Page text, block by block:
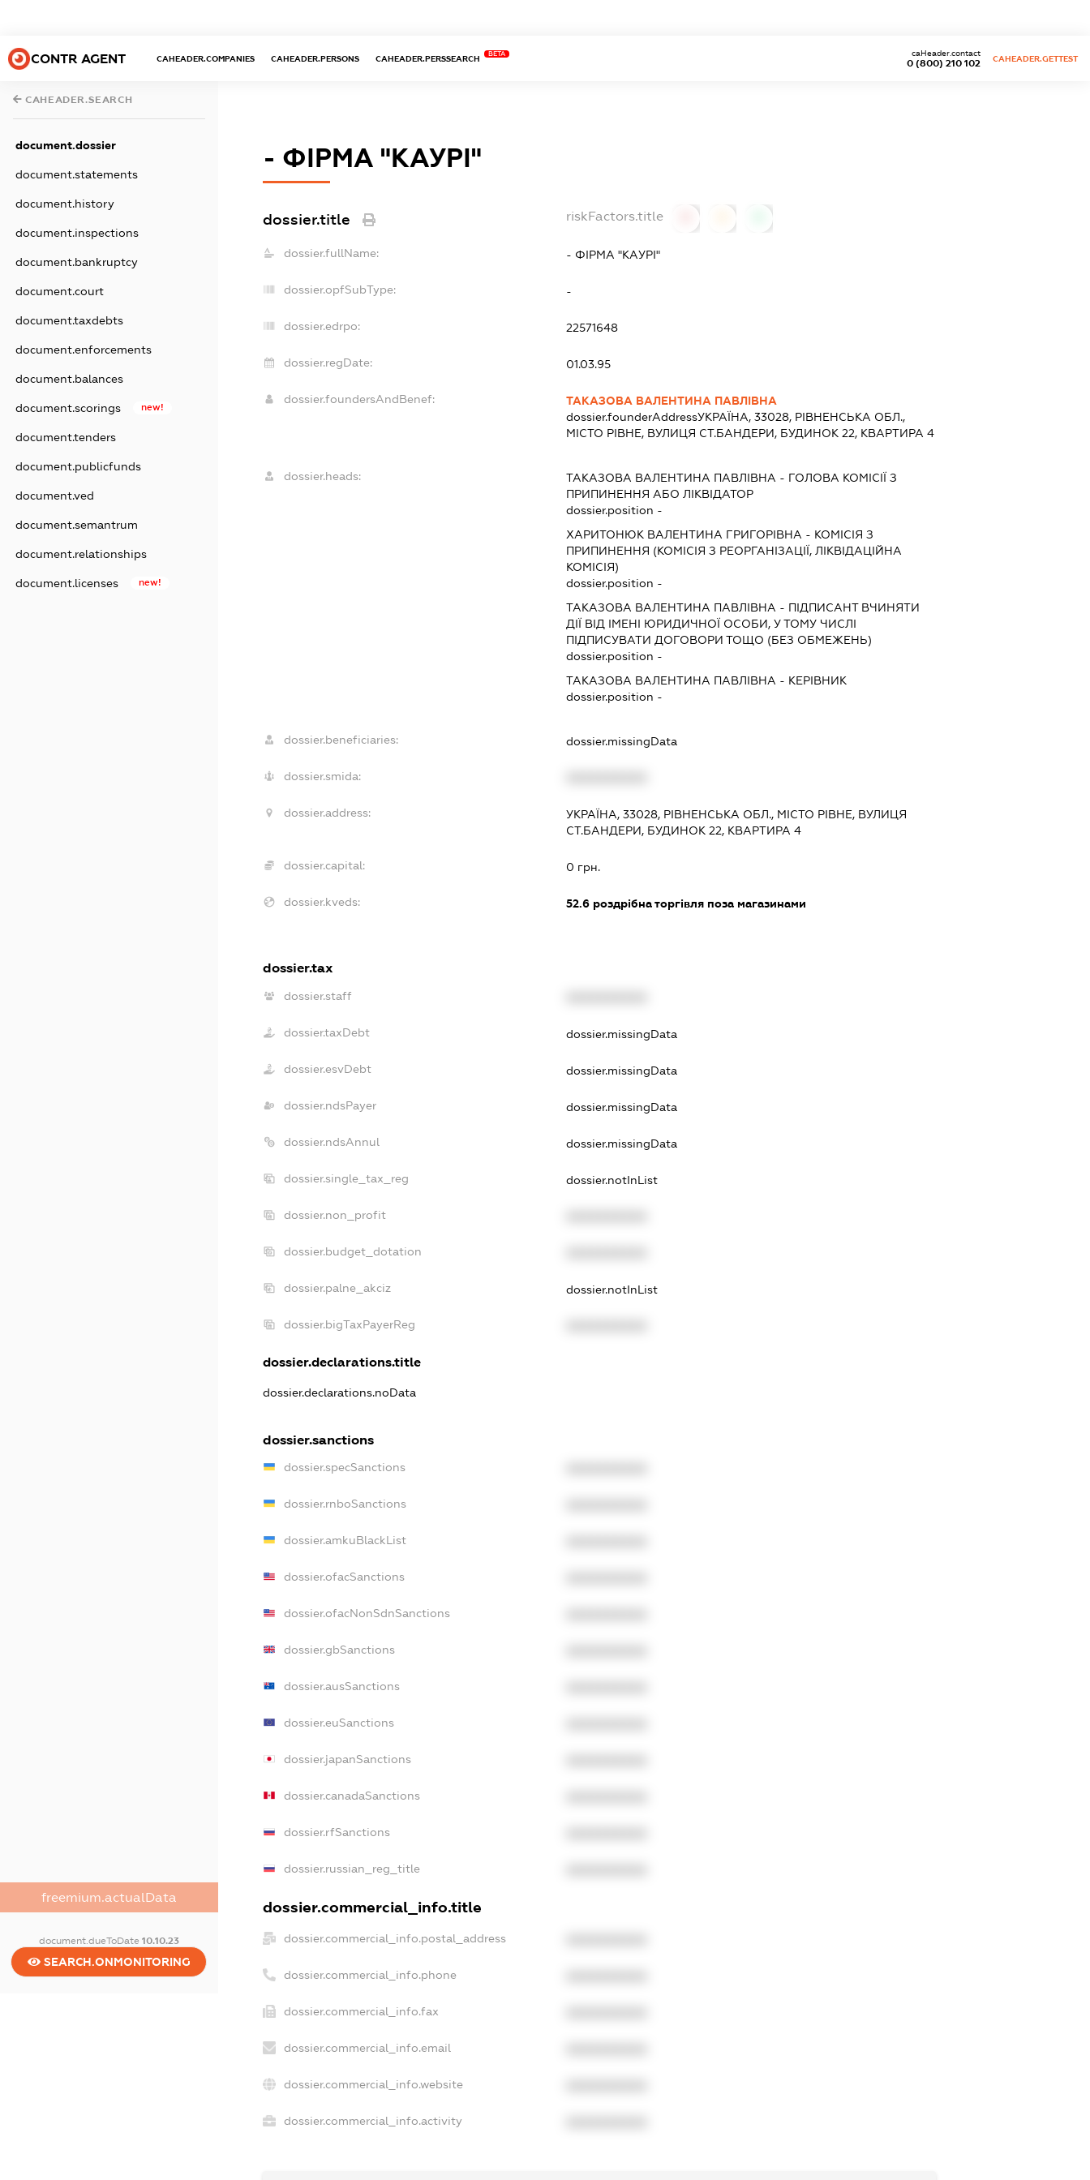
CONTR AGENT CAHEADER.COMPANIES CAHEADER.PERSONS CAHEADER.PERSSEARCH
BETA
0 (800) 210 102
caHeader.contact
CAHEADER.GETTEST
CAHEADER.SEARCH
document.dossier
document.statements
document.history
document.inspections
document.bankruptcy
document.court
document.taxdebts
document.enforcements
document.balances
document.scorings new!
document.tenders
document.publicfunds
document.ved
document.semantrum
document.relationships
document.licenses new!
freemium.actualData
document.dueToDate 10.10.23
SEARCH.ONMONITORING
- ФІРМА "КАУРІ"
dossier.title riskFactors.title
dossier.fullName: - ФІРМА "КАУРІ"
dossier.opfSubType: -
dossier.edrpo: 22571648
dossier.regDate: 01.03.95
dossier.foundersAndBenef:
ТАКАЗОВА ВАЛЕНТИНА ПАВЛІВНА
dossier.founderAddressУКРАЇНА, 33028, РІВНЕНСЬКА ОБЛ.,
МІСТО РІВНЕ, ВУЛИЦЯ СТ.БАНДЕРИ, БУДИНОК 22, КВАРТИРА 4
dossier.heads: ТАКАЗОВА ВАЛЕНТИНА ПАВЛІВНА - ГОЛОВА КОМІСІЇ З
ПРИПИНЕННЯ АБО ЛІКВІДАТОР
dossier.position -
ХАРИТОНЮК ВАЛЕНТИНА ГРИГОРІВНА - КОМІСІЯ З
ПРИПИНЕННЯ (КОМІСІЯ З РЕОРГАНІЗАЦІЇ, ЛІКВІДАЦІЙНА
КОМІСІЯ)
dossier.position -
ТАКАЗОВА ВАЛЕНТИНА ПАВЛІВНА - ПІДПИСАНТВЧИНЯТИ
ДІЇ ВІД ІМЕНІ ЮРИДИЧНОЇ ОСОБИ, У ТОМУ ЧИСЛІ
ПІДПИСУВАТИ ДОГОВОРИ ТОЩО (БЕЗ ОБМЕЖЕНЬ)
dossier.position -
ТАКАЗОВА ВАЛЕНТИНА ПАВЛІВНА - КЕРІВНИК
dossier.position -
dossier.beneficiaries: dossier.missingData
dossier.smida:
dossier.address:
УКРАЇНА, 33028, РІВНЕНСЬКА ОБЛ., МІСТО РІВНЕ, ВУЛИЦЯ
СТ.БАНДЕРИ, БУДИНОК 22, КВАРТИРА 4
dossier.capital: 0 грн.
dossier.kveds: 52.6роздрібна торгівля поза магазинами
dossier.tax
dossier.staff
dossier.taxDebt dossier.missingData
dossier.esvDebt dossier.missingData
dossier.ndsPayer dossier.missingData
dossier.ndsAnnul dossier.missingData
dossier.single_tax_reg dossier.notInList
dossier.non_profit
dossier.budget_dotation
dossier.palne_akciz dossier.notInList
dossier.bigTaxPayerReg
dossier.declarations.title
dossier.declarations.noData
dossier.sanctions
dossier.specSanctions
dossier.rnboSanctions
dossier.amkuBlackList
dossier.ofacSanctions
dossier.ofacNonSdnSanctions
dossier.gbSanctions
dossier.ausSanctions
dossier.euSanctions
dossier.japanSanctions
dossier.canadaSanctions
dossier.rfSanctions
dossier.russian_reg_title
dossier.commercial_info.title
dossier.commercial_info.postal_address
dossier.commercial_info.phone
dossier.commercial_info.fax
dossier.commercial_info.email
dossier.commercial_info.website
dossier.commercial_info.activity